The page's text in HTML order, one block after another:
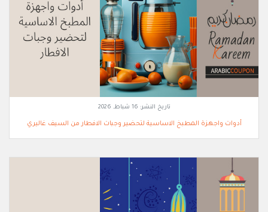
تاريخ النشر: 16 شباط, 2026
أدوات واجهزة المطبخ الاساسية لتحضير وجبات الافطار من السيف غاليري